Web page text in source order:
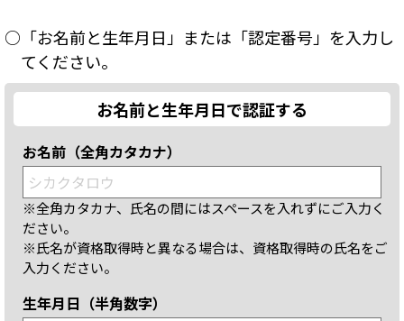
○「お名前と生年月日」または「認定番号」を入力し
てください。
お名前と生年月日で認証する
お名前（全角カタカナ）
※全角カタカナ、氏名の間にはスペースを入れずにご入力く
ださい。
※氏名が資格取得時と異なる場合は、資格取得時の氏名をご
入力ください。
生年月日（半角数字）